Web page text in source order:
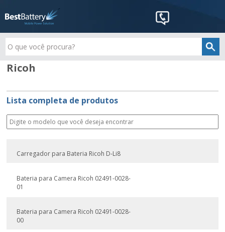
Ricoh
Lista completa de produtos
Carregador para Bateria Ricoh D-Li8
Bateria para Camera Ricoh 02491-0028-
01
Bateria para Camera Ricoh 02491-0028-
00